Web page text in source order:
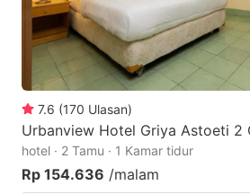
7.6 (170 Ulasan)
Urbanview Hotel Griya Astoeti 2
hotel · 2 Tamu · 1 Kamar tidur
Rp 154.636 /malam